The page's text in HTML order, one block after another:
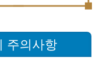
주의사항